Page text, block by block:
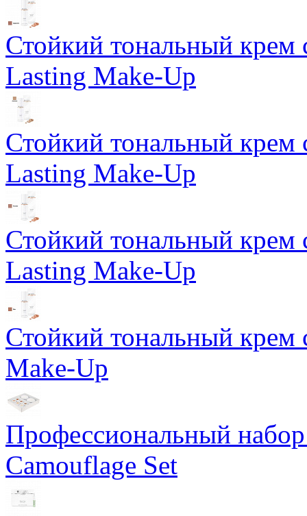
Стойкий тональный
Lasting Make-Up
Стойкий тональный
Lasting Make-Up
Стойкий тональный
Lasting Make-Up
Стойкий тональный
Make-Up
Профессиональный
Camouflage Set